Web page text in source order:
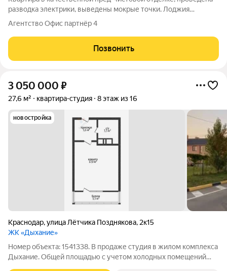
разводка электрики, выведены мокрые точки. Лоджия
застеклена, высокие потолки 2.75. В квартире широкая
планировка - а значит Вы удобно разместите мебель.
Коммуникации центральные, в подъезде
Агентство Офис партнёр 4
Позвонить
3 050 000 ₽
27,6 м² квартира-студия 8 этаж из 16
новостройка
Краснодар,улица Лётчика Позднякова, 2к15
ЖК «Дыхание»
Номер объекта: 1541338. В продаже студия в жилом комплекса
Дыхание. Общей площадью с учетом холодных помещений